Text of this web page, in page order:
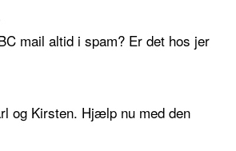
mail altid i spam? Er det hos jer
og Kirsten. Hjælp nu med den